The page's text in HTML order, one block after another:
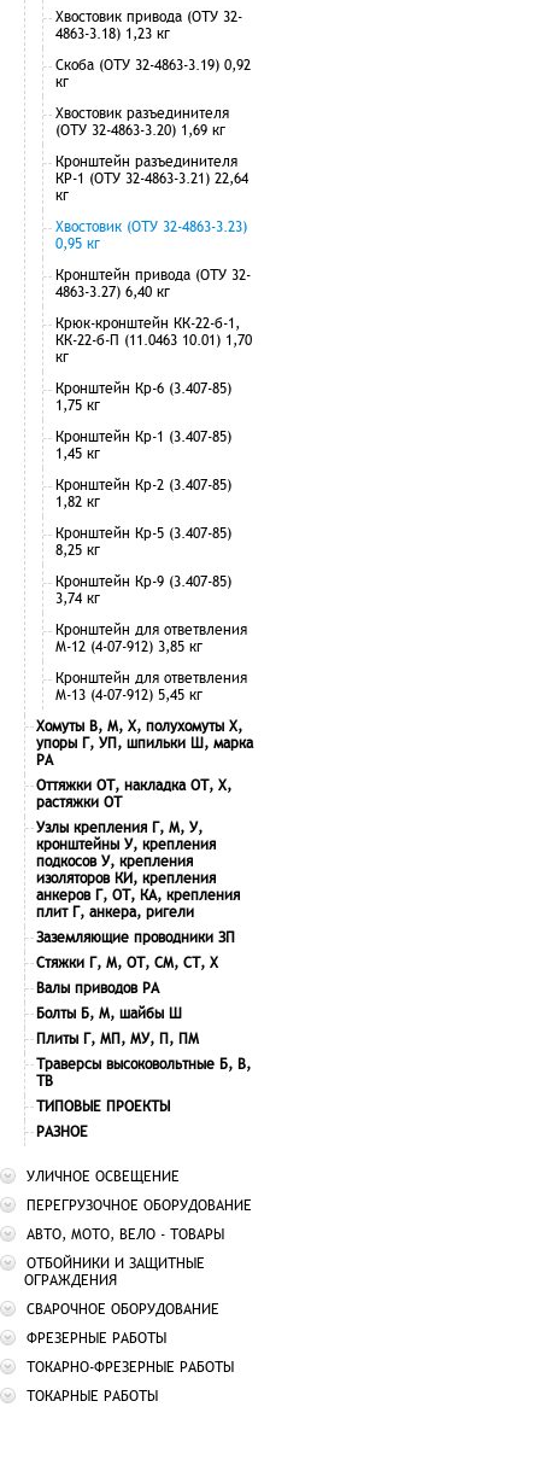
Хвостовик привода (ОТУ 32-
4863-3.18) 1,23 кг
Скоба (ОТУ 32-4863-3.19) 0,92
кг
Хвостовик разъединителя
(ОТУ 32-4863-3.20) 1,69 кг
Кронштейн разъединителя
КР-1 (ОТУ 32-4863-3.21) 22,64
кг
Хвостовик (ОТУ 32-4863-3.23)
0,95 кг
Кронштейн привода (ОТУ 32-
4863-3.27) 6,40 кг
Крюк-кронштейн КК-22-б-1,
КК-22-б-П (11.0463 10.01) 1,70
кг
Кронштейн Кр-6 (3.407-85)
1,75 кг
Кронштейн Кр-1 (3.407-85)
1,45 кг
Кронштейн Кр-2 (3.407-85)
1,82 кг
Кронштейн Кр-5 (3.407-85)
8,25 кг
Кронштейн Кр-9 (3.407-85)
3,74 кг
Кронштейн для ответвления
М-12 (4-07-912) 3,85 кг
Кронштейн для ответвления
М-13 (4-07-912) 5,45 кг
Хомуты В, М, Х, полухомуты Х,
упоры Г, УП, шпильки Ш, марка
РА
Оттяжки ОТ, накладка ОТ, Х,
растяжки ОТ
Узлы крепления Г, М, У,
кронштейны У, крепления
подкосов У, крепления
изоляторов КИ, крепления
анкеров Г, ОТ, КА, крепления
плит Г, анкера, ригели
Заземляющие проводники ЗП
Стяжки Г, М, ОТ, СМ, СТ, Х
Валы приводов РА
Болты Б, М, шайбы Ш
Плиты Г, МП, МУ, П, ПМ
Траверсы высоковольтные Б, В,
ТВ
ТИПОВЫЕ ПРОЕКТЫ
РАЗНОЕ
УЛИЧНОЕ ОСВЕЩЕНИЕ
ПЕРЕГРУЗОЧНОЕ ОБОРУДОВАНИЕ
АВТО, МОТО, ВЕЛО - ТОВАРЫ
ОТБОЙНИКИ И ЗАЩИТНЫЕ
ОГРАЖДЕНИЯ
СВАРОЧНОЕ ОБОРУДОВАНИЕ
ФРЕЗЕРНЫЕ РАБОТЫ
ТОКАРНО-ФРЕЗЕРНЫЕ РАБОТЫ
ТОКАРНЫЕ РАБОТЫ